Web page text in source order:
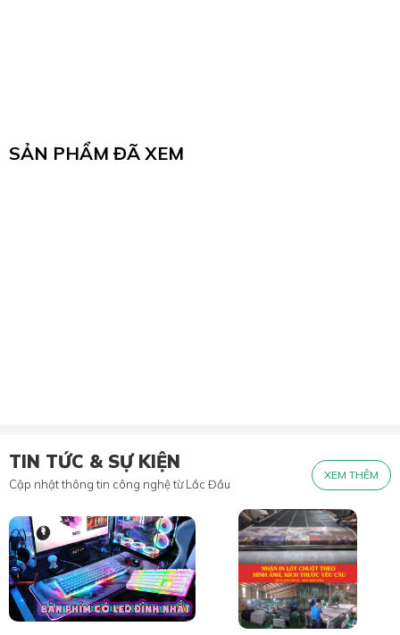
SẢN PHẨM ĐÃ XEM
TIN TỨC & SỰ KIỆN
Cập nhật thông tin công nghệ từ Lắc Đầu
XEM THÊM